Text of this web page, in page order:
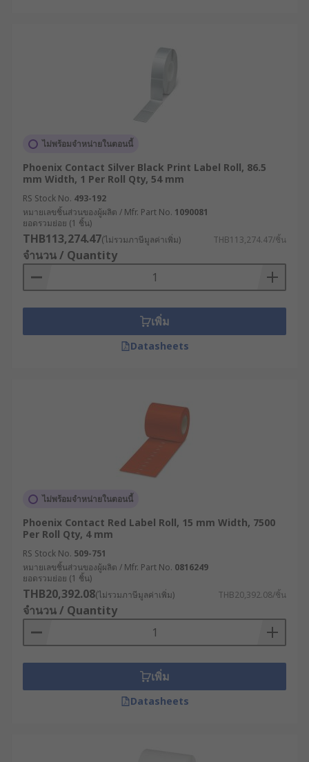
ไม่พร้อมจำหน่ายในตอนนี้
Phoenix Contact Silver Black Print Label Roll, 86.5
mm Width, 1 Per Roll Qty, 54 mm
RS Stock No. 493-192
หมายเลขชิ้นส่วนของผู้ผลิต / Mfr. Part No. 1090081
ยอดรวมย่อย (1 ชิ้น)
THB113,274.47(ไม่รวมภาษีมูลค่าเพิ่ม) THB113,274.47/ชิ้น
จำนวน / Quantity
เพิ่ม
Datasheets
ไม่พร้อมจำหน่ายในตอนนี้
Phoenix Contact Red Label Roll, 15 mm Width, 7500
Per Roll Qty, 4 mm
RS Stock No. 509-751
หมายเลขชิ้นส่วนของผู้ผลิต / Mfr. Part No. 0816249
ยอดรวมย่อย (1 ชิ้น)
THB20,392.08(ไม่รวมภาษีมูลค่าเพิ่ม) THB20,392.08/ชิ้น
จำนวน / Quantity
เพิ่ม
Datasheets